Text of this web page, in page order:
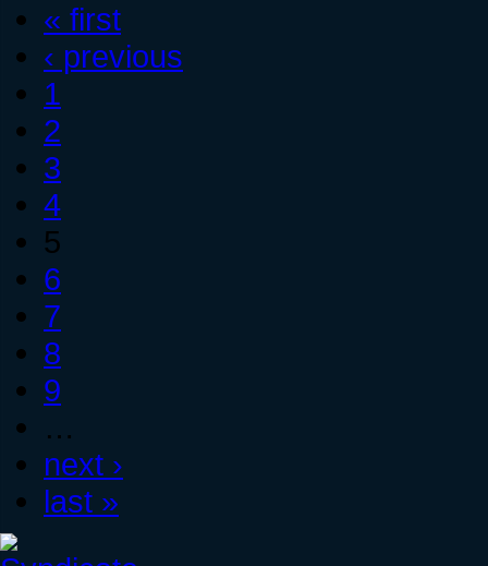
« first
‹ previous
1
2
3
4
5
6
7
8
9
…
next ›
last »